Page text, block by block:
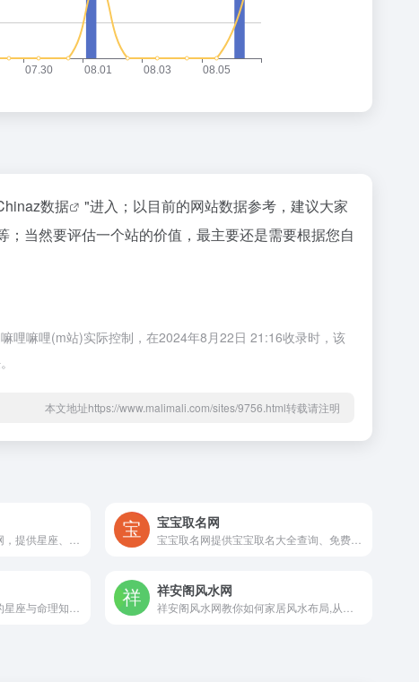
数据
"进入；以目前的网站数据参考，建议大家
当然要评估一个站的价值，最主要还是需要根据您自
哩嘛哩(m站)实际控制，在2024年8月22日 21:16收录时，该
本文地址https://www.malimali.com/sites/9756.html转载请注明
宝宝取名网
祥安阁风水网